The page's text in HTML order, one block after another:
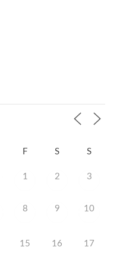
F S S
1 2 3
8 9 10
15 16 17